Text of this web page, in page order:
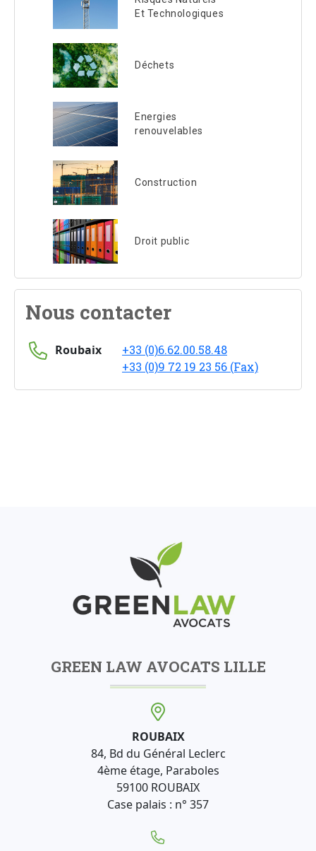
Et Technologiques
Déchets
Energies
renouvelables
Construction
Droit public
Nous contacter
Roubaix
+33 (0)6.62.00.58.48
+33 (0)9 72 19 23 56 (Fax)
GREEN LAW AVOCATS LILLE
ROUBAIX
84, Bd du Général Leclerc
4ème étage, Paraboles
59100 ROUBAIX
Case palais : n° 357